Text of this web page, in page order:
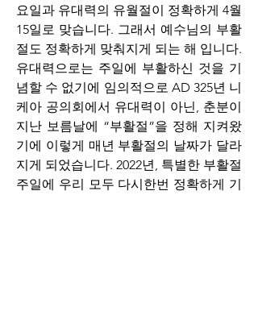
요일과 유대력의 유월절이 정확하게 4월
15일로 맞습니다. 그래서 예수님의 부활
절도 정확하게 맞춰지게 되는 해 입니다.
유대력으로는 주일에 부활하신 것을 기
념할 수 없기에 임의적으로 AD 325년 니
케아 공의회에서 유대력이 아닌, 춘분이
지난 보름날에 “부활절”을 정해 지켜왔
기에 이렇게 매년 부활절의 날짜가 달라
지게 되었습니다. 2022년, 특별한 부활절
주일에 우리 모두 다시한번 정확하게 기